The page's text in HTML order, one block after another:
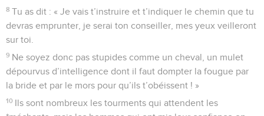
8 Tu as dit : « Je vais t’instruire et t’indiquer le chemin que tu
devras emprunter, je serai ton conseiller, mes yeux veilleront
sur toi.
9 Ne soyez donc pas stupides comme un cheval, un mulet
dépourvus d’intelligence dont il faut dompter la fougue par
la bride et par le mors pour qu’ils t’obéissent ! »
10 Ils sont nombreux les tourments qui attendent les